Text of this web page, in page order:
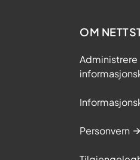
OM
Administrere
Personvern